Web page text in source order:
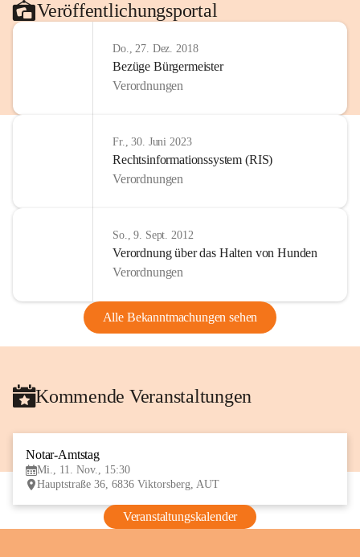
Veröffentlichungsportal
Do., 27. Dez. 2018
Bezüge Bürgermeister
Verordnungen
Fr., 30. Juni 2023
Rechtsinformationssystem (RIS)
Verordnungen
So., 9. Sept. 2012
Verordnung über das Halten von Hunden
Verordnungen
Alle Bekanntmachungen sehen
Kommende Veranstaltungen
Notar-Amtstag
Mi., 11. Nov., 15:30
Hauptstraße 36, 6836 Viktorsberg, AUT
Veranstaltungskalender